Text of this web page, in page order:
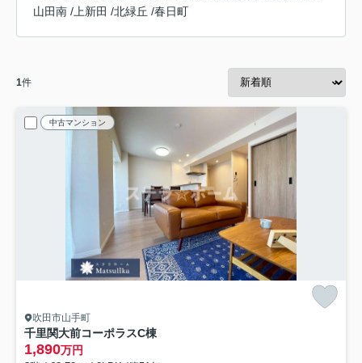
山田南 / 上新田 /北緑丘 /春日町
1件
中古マンション
吹田市山手町
千里関大前コーポラスC棟
1,890万円